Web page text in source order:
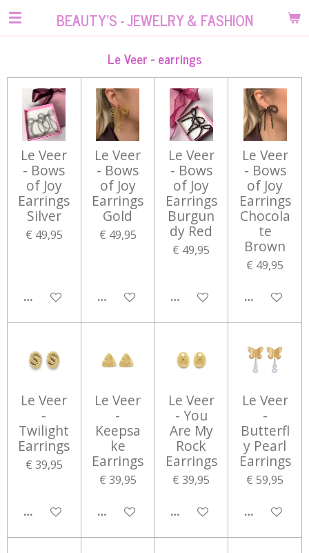
Ga
hoofdinhoud
BEAUTY'S - JEWELRY & FASHION
Le Veer - earrings
Le Veer
- Bows
of Joy
Earrings
Silver
€ 49,95
IN WINKELWAGEN
Le Veer
- Bows
of Joy
Earrings
Gold
€ 49,95
IN WINKELWAGEN
Le Veer
- Bows
of Joy
Earrings
Burgun
dy Red
€ 49,95
IN WINKELWAGEN
Le Veer
- Bows
of Joy
Earrings
Chocola
te
Brown
€ 49,95
IN
Le Veer
-
Twilight
Earrings
€ 39,95
IN WINKELWAGEN
Le Veer
-
Keepsa
ke
Earrings
€ 39,95
IN WINKELWAGEN
Le Veer
- You
Are My
Rock
Earrings
€ 39,95
IN WINKELWAGEN
Le Veer
-
Butterfl
y Pearl
Earrings
€ 59,95
IN